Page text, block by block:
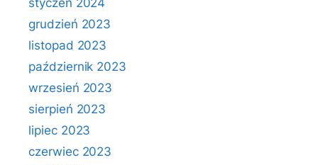
styczeń 2024
grudzień 2023
listopad 2023
październik 2023
wrzesień 2023
sierpień 2023
lipiec 2023
czerwiec 2023